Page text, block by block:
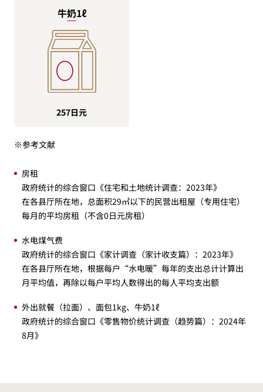
牛奶1ℓ
257日元
※参考文献
房租
政府统计的综合窗口《住宅和土地统计调查：2023年》
在各县厅所在地，总面积29㎡以下的民营出租屋（专用住宅）
每月的平均房租（不含0日元房租）
水电煤气费
政府统计的综合窗口《家计调查（家计收支篇）：2023年》
在各县厅所在地，根据每户“水电暖”每年的支出总计计算出
月平均值，再除以每户平均人数得出的每人平均支出额
外出就餐（拉面）、面包1kg、牛奶1ℓ
政府统计的综合窗口《零售物价统计调查（趋势篇）：2024年
8月》